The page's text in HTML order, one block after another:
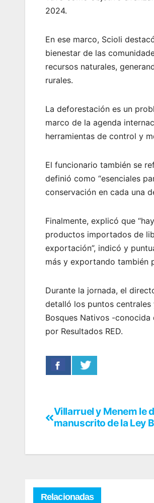
2024.
En ese marco, Scioli
bienestar de las
recursos naturales,
rurales.
La deforestación es un
marco de la agenda
herramientas de control y
El funcionario también se
definió como “esenciales
conservación en cada una
Finalmente, explicó que
productos importados de
exportación”, indicó y
más y exportando también
Durante la jornada, el
detalló los puntos
Bosques Nativos -
por Resultados RED.
Villarruel y Menem le
manuscrito de la Ley
Relacionadas